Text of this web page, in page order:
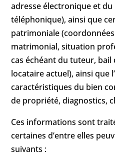
adresse électronique et
téléphonique), ainsi que
patrimoniale
matrimonial, situation
cas échéant du tuteur, bail
locataire actuel), ainsi que
caractéristiques du bien
de propriété, diagnostics,
Ces informations sont
certaines d’entre elles
suivants :